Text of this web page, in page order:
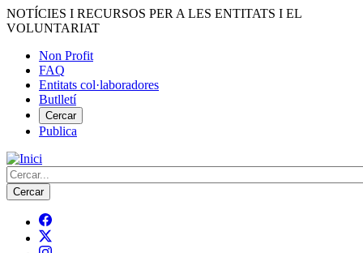
Vés
al
NOTÍCIES I RECURSOS PER A LES ENTITATS I EL
VOLUNTARIAT
Menú
del
compte
d'usuari
Non Profit
FAQ
Entitats col·laboradores
Butlletí
Cercar
Publica
Cerca